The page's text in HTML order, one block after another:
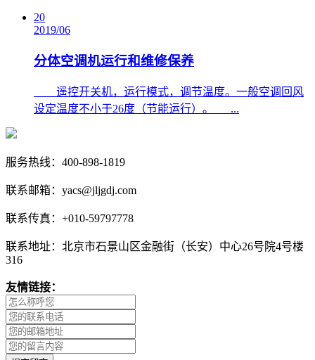
20
2019/06
分体空调机运行和维修保养
​ 遥控开关机，运行模式，调节温度。一般空调回风
设定温度不小于26度（节能运行）。 ...
服务热线：400-898-1819
联系邮箱：yacs@jljgdj.com
联系传真：+010-59797778
联系地址：北京市石景山区金融街（长安）中心26号院4号楼
316
友情链接：